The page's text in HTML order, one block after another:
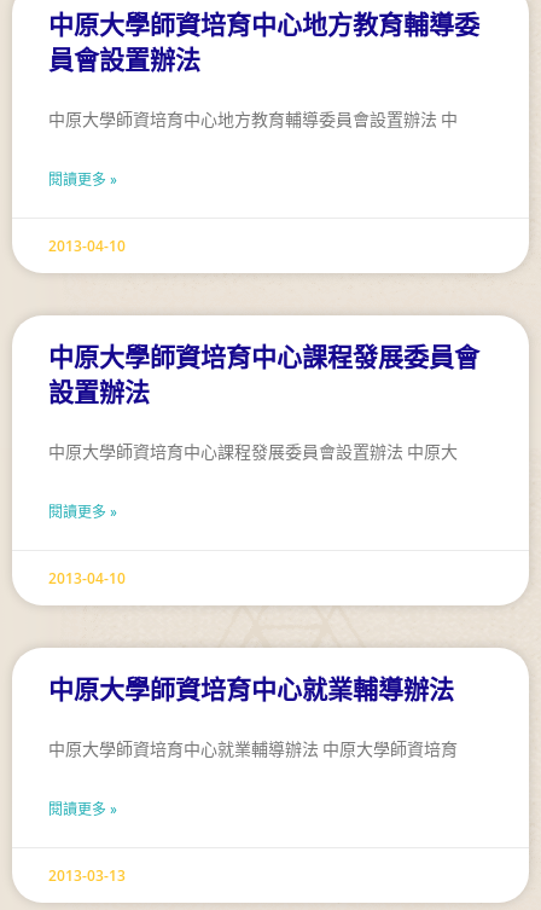
中原大學師資培育中心地方教育輔導委
員會設置辦法
中原大學師資培育中心地方教育輔導委員會設置辦法 中
閱讀更多 »
2013-04-10
中原大學師資培育中心課程發展委員會
設置辦法
中原大學師資培育中心課程發展委員會設置辦法 中原大
閱讀更多 »
2013-04-10
中原大學師資培育中心就業輔導辦法
中原大學師資培育中心就業輔導辦法 中原大學師資培育
閱讀更多 »
2013-03-13